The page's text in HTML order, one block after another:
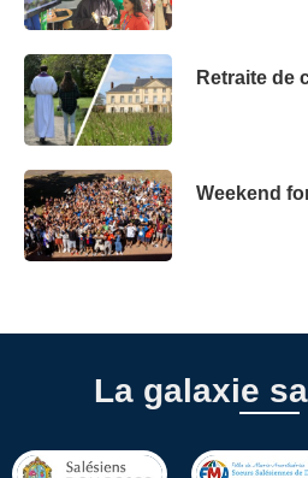
Retraite de
Weekend
La galaxie